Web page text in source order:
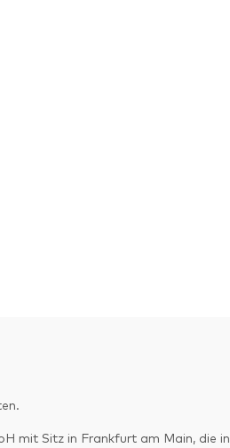
mit Sitz in Frankfurt am Main, die